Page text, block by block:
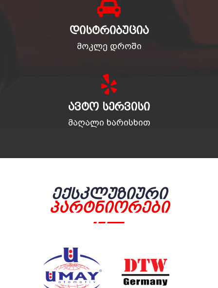
ᲓᲘᲡᲢᲠᲘᲑᲣᲪᲘᲐ
მოკლე დროში
ᲐᲕᲢᲝ ᲡᲔᲠᲕᲘᲡᲘ
მაღალი ხარისხით
Ექსკლუზიური
Პარტნიორები